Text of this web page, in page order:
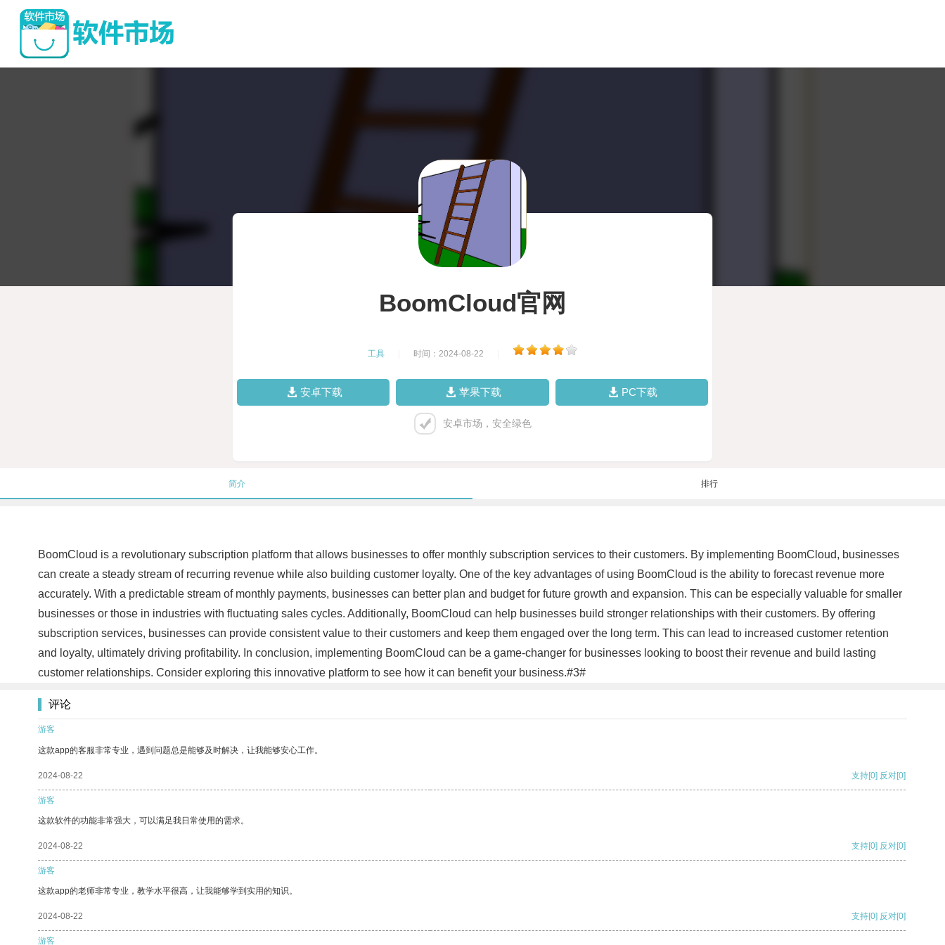
BoomCloud官网
工具 时间：2024-08-22
安卓下载 苹果下载 PC下载
安卓市场，安全绿色
简介 排行
BoomCloud is a revolutionary subscription platform that allows businesses to offer monthly subscription services to their customers. By implementing BoomCloud, businesses
can create a steady stream of recurring revenue while also building customer loyalty. One of the key advantages of using BoomCloud is the ability to forecast revenue more
accurately. With a predictable stream of monthly payments, businesses can better plan and budget for future growth and expansion. This can be especially valuable for smaller
businesses or those in industries with fluctuating sales cycles. Additionally, BoomCloud can help businesses build stronger relationships with their customers. By offering
subscription services, businesses can provide consistent value to their customers and keep them engaged over the long term. This can lead to increased customer retention
and loyalty, ultimately driving profitability. In conclusion, implementing BoomCloud can be a game-changer for businesses looking to boost their revenue and build lasting
customer relationships. Consider exploring this innovative platform to see how it can benefit your business.#3#
评论
游客
这款app的客服非常专业，遇到问题总是能够及时解决，让我能够安心工作。
2024-08-22 支持[0] 反对[0]
游客
这款软件的功能非常强大，可以满足我日常使用的需求。
2024-08-22 支持[0] 反对[0]
游客
这款app的老师非常专业，教学水平很高，让我能够学到实用的知识。
2024-08-22 支持[0] 反对[0]
游客